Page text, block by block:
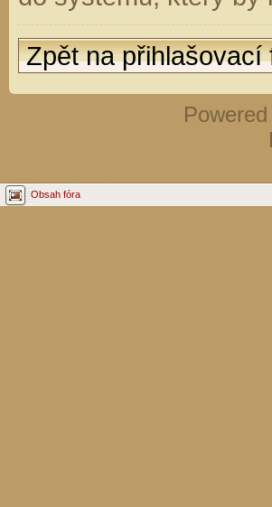
Zpět na přihlašovací
Obsah fóra